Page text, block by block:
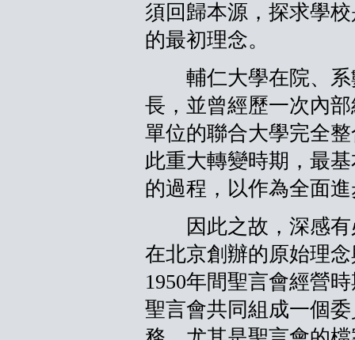
須回歸本源，探求學
的最初理念。
輔仁大學在院、系
長，並曾經歷一次內
單位的聯合大學完全
此重大轉變時期，最
的過程，以作為全面
因此之故，深感有
在北京創辦的原始理
1950年間聖言會經營
聖言會共同組成一個